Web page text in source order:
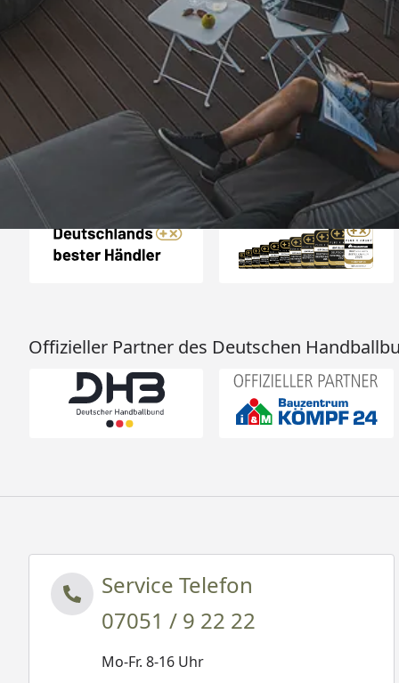
Trusted Shops
4,81/ 5
25.948 Bewertungen
„- Retouren
umgehend
Auszeichnungen
Offizieller Partner des Deutschen
Service Telefon
07051 / 9 22 22
Mo-Fr. 8-16 Uhr